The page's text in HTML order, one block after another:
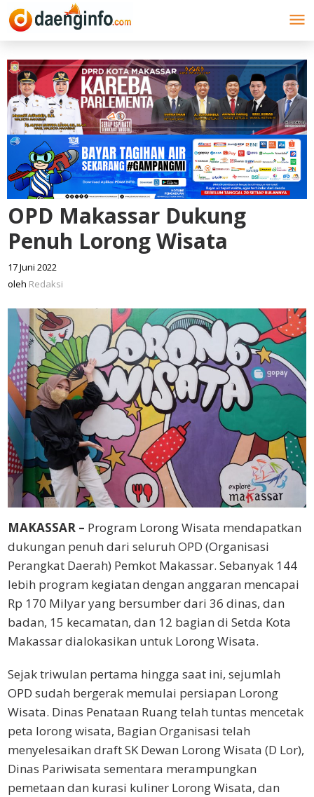
Lewati
ke
OPD Makassar Dukung
Penuh Lorong Wisata
17 Juni 2022
oleh Redaksi
MAKASSAR – Program Lorong Wisata mendapatkan
dukungan penuh dari seluruh OPD (Organisasi
Perangkat Daerah) Pemkot Makassar. Sebanyak 144
lebih program kegiatan dengan anggaran mencapai
Rp 170 Milyar yang bersumber dari 36 dinas, dan
badan, 15 kecamatan, dan 12 bagian di Setda Kota
Makassar dialokasikan untuk Lorong Wisata.
Sejak triwulan pertama hingga saat ini, sejumlah
OPD sudah bergerak memulai persiapan Lorong
Wisata. Dinas Penataan Ruang telah tuntas mencetak
peta lorong wisata, Bagian Organisasi telah
menyelesaikan draft SK Dewan Lorong Wisata (D Lor),
Dinas Pariwisata sementara merampungkan
pemetaan dan kurasi kuliner Lorong Wisata, dan